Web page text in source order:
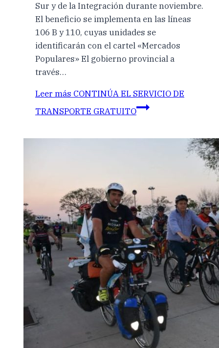
Sur y de la Integración durante noviembre.
El beneficio se implementa en las líneas
106 B y 110, cuyas unidades se
identificarán con el cartel «Mercados
Populares» El gobierno provincial a
través…
Leer más CONTINÚA EL SERVICIO DE
TRANSPORTE GRATUITO